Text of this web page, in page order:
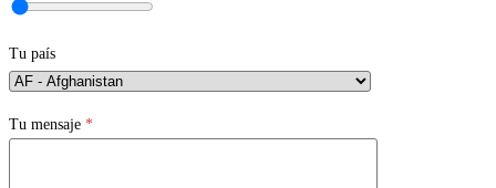
Tu país
Tu mensaje *